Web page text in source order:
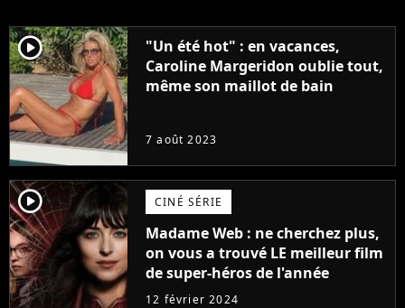
player2
"Un été hot" : en vacances,
Caroline Margeridon oublie tout,
même son maillot de bain
7 août 2023
player2 CINÉ SÉRIE
Madame Web : ne cherchez plus,
on vous a trouvé LE meilleur film
de super-héros de l'année
12 février 2024